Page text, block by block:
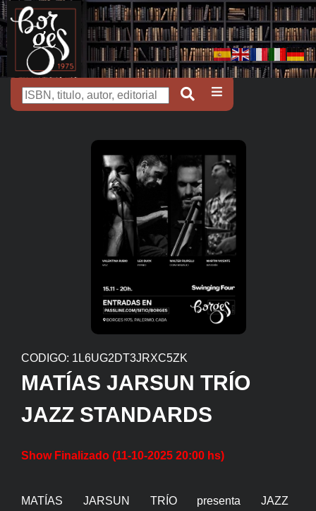
CODIGO: 1L6UG2DT3JRXC5ZK
MATÍAS JARSUN TRÍO
JAZZ STANDARDS
Show Finalizado (11-10-2025 20:00 hs)
MATÍAS JARSUN TRÍO presenta JAZZ